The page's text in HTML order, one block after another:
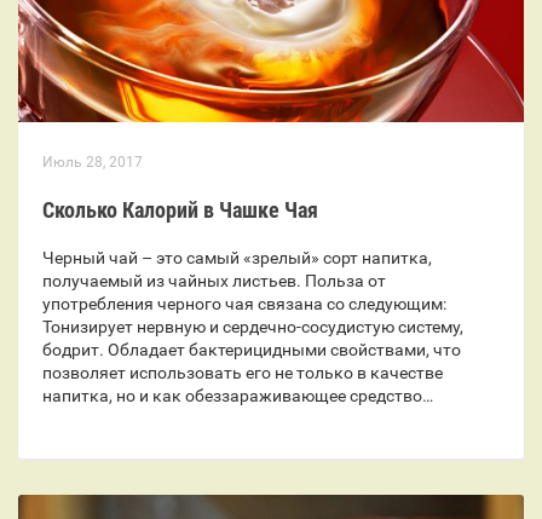
Июль 28, 2017
Сколько Калорий в Чашке Чая
Черный чай – это самый «зрелый» сорт напитка,
получаемый из чайных листьев. Польза от
употребления черного чая связана со следующим:
Тонизирует нервную и сердечно-сосудистую систему,
бодрит. Обладает бактерицидными свойствами, что
позволяет использовать его не только в качестве
напитка, но и как обеззараживающее средство…